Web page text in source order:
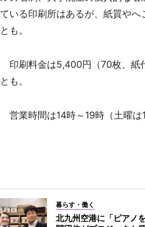
ている印刷所はあるが、紙質やへ
とも。
印刷料金は5,400円（70枚、紙
とも。
営業時間は14時～19時（土曜は
暮らす・働く
北九州空港に「ピアノ